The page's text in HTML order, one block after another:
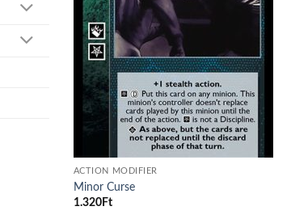
ACTION MODIFIER
Minor Curse
1.320Ft